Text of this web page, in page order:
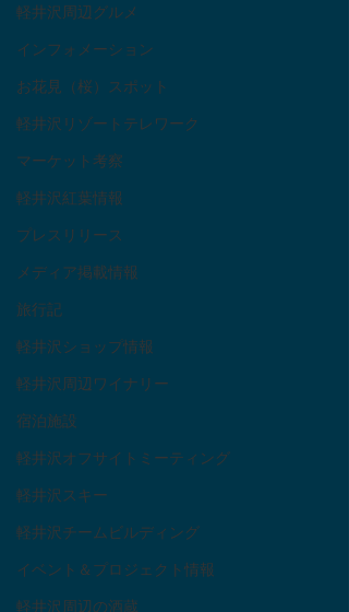
軽井沢周辺グルメ
インフォメーション
お花見（桜）スポット
軽井沢リゾートテレワーク
マーケット考察
軽井沢紅葉情報
プレスリリース
メディア掲載情報
旅行記
軽井沢ショップ情報
軽井沢周辺ワイナリー
宿泊施設
軽井沢オフサイトミーティング
軽井沢スキー
軽井沢チームビルディング
イベント＆プロジェクト情報
軽井沢周辺の酒蔵